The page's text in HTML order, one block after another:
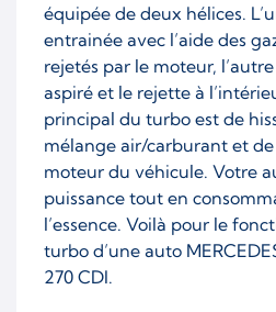
équipée de deux hélices.
entrainée avec l’aide des
rejetés par le moteur,
aspiré et le rejette à
principal du turbo est de
mélange air/carburant et
moteur du véhicule. Votre
puissance tout en
l’essence. Voilà pour le
turbo d’une auto
270 CDI.